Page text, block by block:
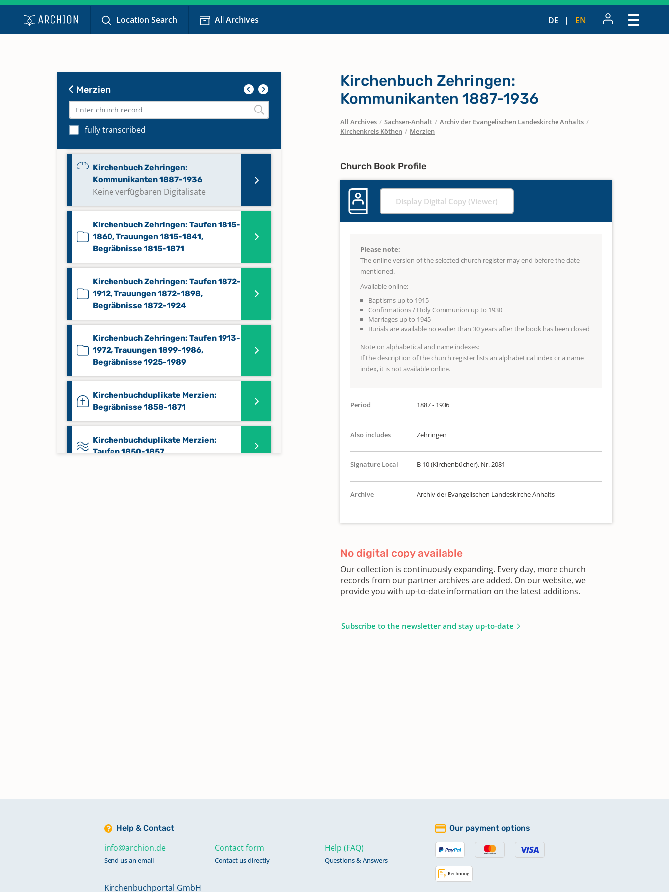
Location Search All Archives DE EN
Merzien
fully transcribed
1872-2000
Kirchenbuch und Ersatzregister
1914
Kirchenbuch Zehringen:
Kommunikanten 1887-1936
Keine verfügbaren Digitalisate
Kirchenbuch Zehringen: Taufen 1815-
1860, Trauungen 1815-1841,
Begräbnisse 1815-1871
Kirchenbuch Zehringen: Taufen 1872-
1912, Trauungen 1872-1898,
Begräbnisse 1872-1924
Kirchenbuch Zehringen: Taufen 1913-
1972, Trauungen 1899-1986,
Begräbnisse 1925-1989
Kirchenbuchduplikate Merzien:
Begräbnisse 1858-1871
Kirchenbuchduplikate Merzien:
Taufen 1850-1857
Kirchenbuch Zehringen:
Kommunikanten 1887-1936
All Archives / Sachsen-Anhalt / Archiv der Evangelischen Landeskirche Anhalts /
Kirchenkreis Köthen / Merzien
Church Book Profile
Display Digital Copy (Viewer)
Please note:
The online version of the selected church register may end before the date
mentioned.
Available online:
Baptisms up to 1915
Confirmations / Holy Communion up to 1930
Marriages up to 1945
Burials are available no earlier than 30 years after the book has been closed
Note on alphabetical and name indexes:
If the description of the church register lists an alphabetical index or a name
index, it is not available online.
Period 1887 - 1936
Also includes Zehringen
Signature Local B 10 (Kirchenbücher), Nr. 2081
Archive Archiv der Evangelischen Landeskirche Anhalts
No digital copy available
Our collection is continuously expanding. Every day, more church
records from our partner archives are added. On our website, we
provide you with up-to-date information on the latest additions.
Subscribe to the newsletter and stay up-to-date
Help & Contact
info@archion.de
Send us an email
Contact form
Contact us directly
Help (FAQ)
Questions & Answers
Kirchenbuchportal GmbH
Our payment options